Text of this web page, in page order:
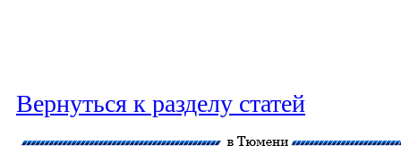
Вернуться к разделу статей